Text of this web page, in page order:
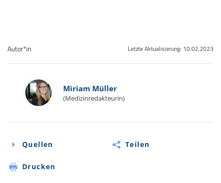
Letzte Aktualisierung: 10.02.2023
Autor*in
Miriam Müller
(Medizinredakteurin)
Quellen Teilen
Drucken